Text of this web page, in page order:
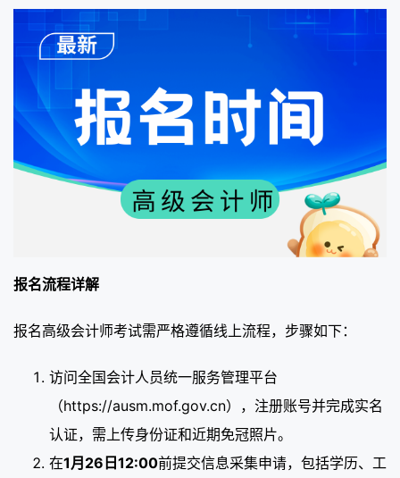
报名流程详解
报名高级会计师考试需严格遵循线上流程，步骤如下：
访问全国会计人员统一服务管理平台
（https://ausm.mof.gov.cn），注册账号并完成实名
认证，需上传身份证和近期免冠照片。
在1月26日12:00前提交信息采集申请，包括学历、工